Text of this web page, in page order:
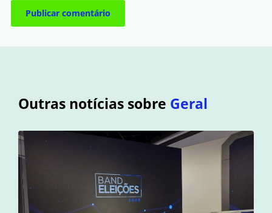
Outras notícias sobre Geral